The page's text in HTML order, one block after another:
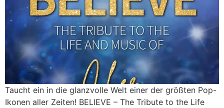
Taucht ein in die glanzvolle Welt einer der größten Pop-
Ikonen aller Zeiten! BELIEVE – The Tribute to the Life